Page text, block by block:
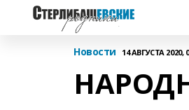
Новости 14 АВГУСТА 2020,